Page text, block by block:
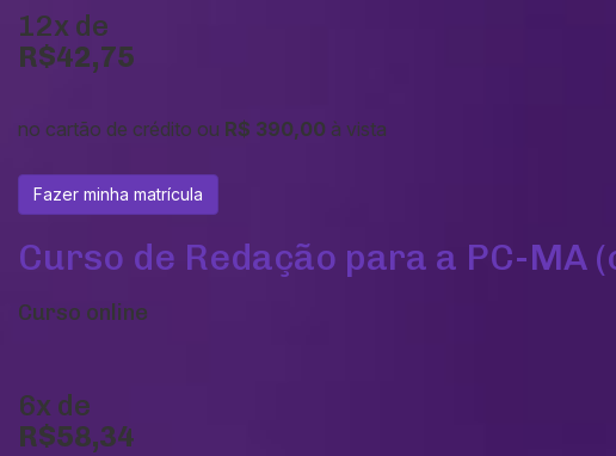
12x de
R$42,75
no cartão de crédito ou R$ 390,00 à vista
Fazer minha matrícula
Curso de Redação para a PC-MA
Curso online
6x de
R$58,34